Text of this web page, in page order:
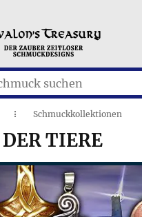
◌ Schmuckkollektionen
TIERE